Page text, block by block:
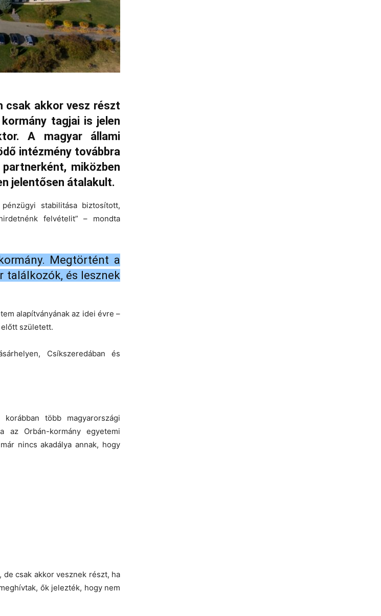
csak akkor vesz részt
tagjai is jelen
A magyar állami
intézmény továbbra
miközben
jelentősen átalakult.
stabilitása biztosított,
felvételit” – mondta
Megtörtént a
találkozók, és lesznek
alapítványának az idei évre –
előtt született.
Csíkszeredában és
több magyarországi
az Orbán-kormány egyetemi
nincs akadálya annak, hogy
csak akkor vesznek részt, ha
ők jelezték, hogy nem